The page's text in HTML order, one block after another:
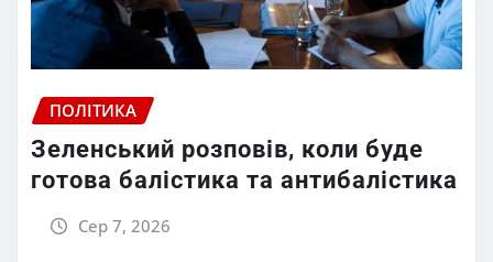
ПОЛІТИКА
Зеленський розповів, коли буде
готова балістика та антибалістика
Сер 7, 2026